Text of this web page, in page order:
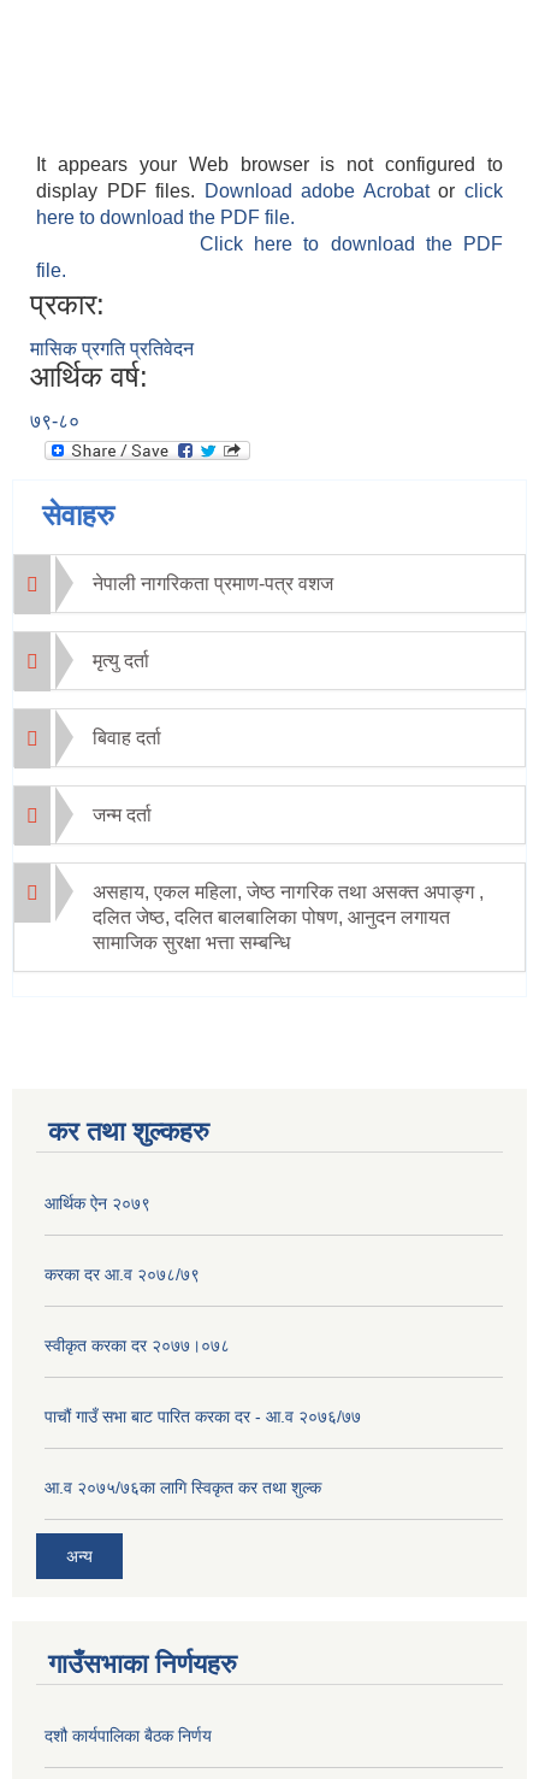
It appears your Web browser is not configured to
display PDF files.
Download adobe Acrobatorclick
here to download the PDF file.
Click here to download the PDF
file.
प्रकार:
मासिक प्रगति प्रतिवेदन
आर्थिक वर्ष:
७९-८०
सेवाहरु
नेपाली नागरिकता प्रमाण-पत्र वशज
मृत्यु दर्ता
बिवाह दर्ता
जन्म दर्ता
असहाय, एकल महिला, जेष्ठ नागरिक तथा असक्त अपाङ्ग ,
दलित जेष्ठ, दलित बालबालिका पोषण, आनुदन लगायत
सामाजिक सुरक्षा भत्ता सम्बन्धि
कर तथा शुल्कहरु
आर्थिक ऐन २०७९
करका दर आ.व २०७८/७९
स्वीकृत करका दर २०७७।०७८
पाचौं गाउँ सभा बाट पारित करका दर - आ.व २०७६/७७
आ.व २०७५/७६का लागि स्विकृत कर तथा शुल्क
अन्य
गाउँसभाका निर्णयहरु
दशौ कार्यपालिका बैठक निर्णय